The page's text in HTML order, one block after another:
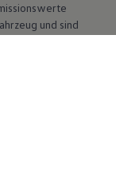
und sind